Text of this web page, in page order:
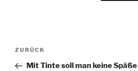
Beitragsnavigation
Vorheriger
Beitrag
ZURÜCK
Mit Tinte soll man keine